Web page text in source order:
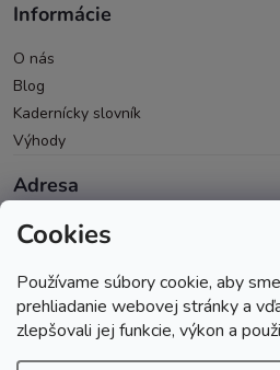
Cookies
Používame súbory cookie, aby
prehliadanie webovej stránky a
zlepšovali jej funkcie, výkon a
Informácie
O nás
Blog
Kadernícky slovník
Výhody
Adresa
Oravická 614/14
Okres Tvrdošín